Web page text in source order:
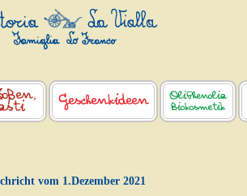
Geschenkideen
OliPhenolia
Biokosmetik
vom 1.Dezember 2021